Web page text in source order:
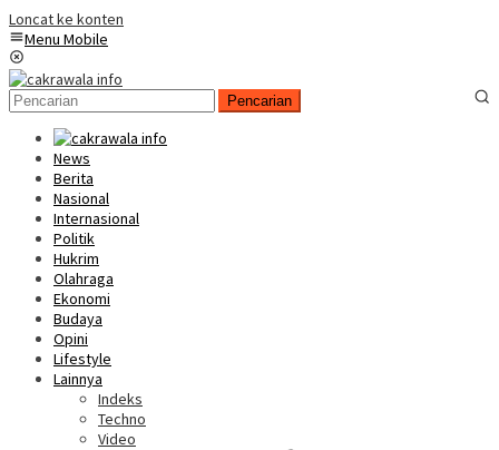
Loncat ke konten
Menu Mobile
Pencarian
News
Berita
Nasional
Internasional
Politik
Hukrim
Olahraga
Ekonomi
Budaya
Opini
Lifestyle
Lainnya
Indeks
Techno
Video